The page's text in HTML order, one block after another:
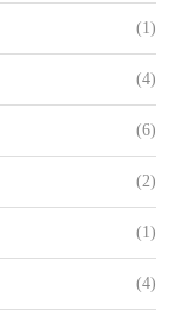
(1)
(4)
(6)
(2)
(1)
(4)